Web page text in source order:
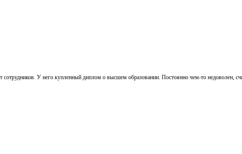
У него купленный диплом о высшем образовании. Постоянно чем-то недоволен,